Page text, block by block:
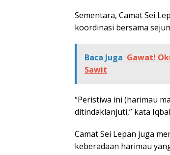
Sementara, Camat Sei
koordinasi bersama
Baca Juga Gawat!
Sawit
“Peristiwa ini (harimau
ditindaklanjuti,” kata
Camat Sei Lepan juga
keberadaan harimau